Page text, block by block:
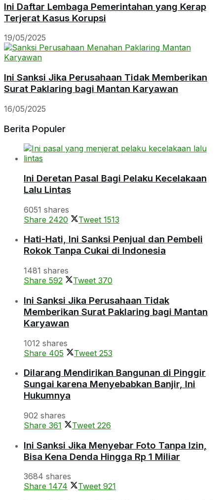
Ini Daftar Lembaga Pemerintahan yang Kerap
Terjerat Kasus Korupsi
19/05/2025
Ini Sanksi Jika Perusahaan Tidak Memberikan
Surat Paklaring bagi Mantan Karyawan
16/05/2025
Berita Populer
Ini Deretan Pasal Bagi Pelaku Kecelakaan
Lalu Lintas
6051 shares
Share 2420 Tweet 1513
Hati-Hati, Ini Sanksi Penjual dan Pembeli
Rokok Tanpa Cukai di Indonesia
1481 shares
Share 592 Tweet 370
Ini Sanksi Jika Perusahaan Tidak
Memberikan Surat Paklaring bagi Mantan
Karyawan
1012 shares
Share 405 Tweet 253
Dilarang Mendirikan Bangunan di Pinggir
Sungai karena Menyebabkan Banjir, Ini
Hukumnya
902 shares
Share 361 Tweet 226
Ini Sanksi Jika Menyebar Foto Tanpa Izin,
Bisa Kena Denda Hingga Rp 1 Miliar
3684 shares
Share 1474 Tweet 921